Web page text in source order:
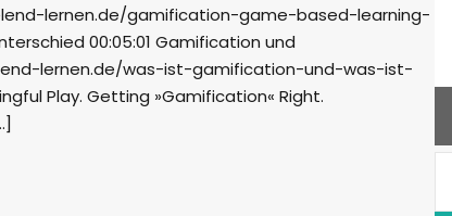
lernen.de/gamification-game-based-learning-
00:05:01 Gamification und
lernen.de/was-ist-gamification-und-was-ist-
Play. Getting »Gamification« Right.